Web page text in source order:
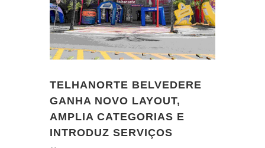
TELHANORTE BELVEDERE
GANHA NOVO LAYOUT,
AMPLIA CATEGORIAS E
INTRODUZ SERVIÇOS